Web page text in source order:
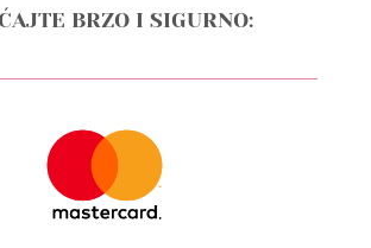
BRZO I SIGURNO: